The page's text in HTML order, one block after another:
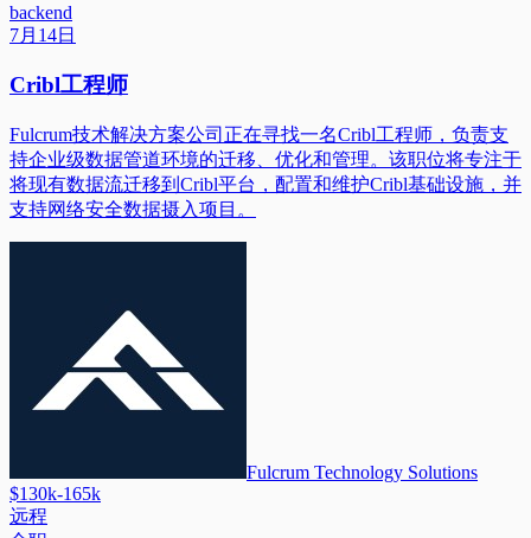
backend
7月14日
Cribl工程师
Fulcrum技术解决方案公司正在寻找一名Cribl工程师，负责支
持企业级数据管道环境的迁移、优化和管理。该职位将专注于
将现有数据流迁移到Cribl平台，配置和维护Cribl基础设施，并
支持网络安全数据摄入项目。
Fulcrum Technology Solutions
$130k-165k
远程